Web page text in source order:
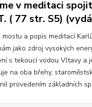
v meditaci
( 77 str. S5)
mostu a popis meditací
jako zdroj vysokých
s tekoucí vodou Vltavy a
na oba břehy,
provedením základních